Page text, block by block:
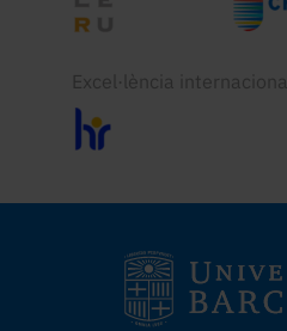
Excel·lència internacional